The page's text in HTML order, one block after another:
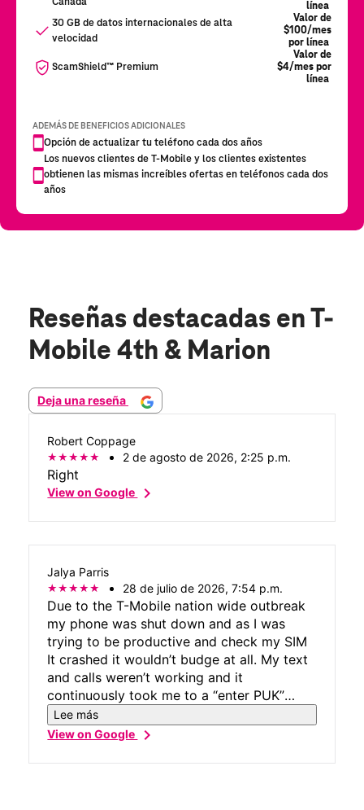
Reseñas destacadas en T-
Mobile 4th & Marion
Deja una reseña
Robert Coppage
2 de agosto de 2026, 2:25 p.m.
Right
View on Googlechevron_right
Jalya Parris
28 de julio de 2026, 7:54 p.m.
Due to the T-Mobile nation wide outbreak
my phone was shut down and as I was
trying to be productive and check my SIM
It crashed it wouldn’t budge at all. My text
and calls weren’t working and it
continuously took me to a “enter PUK”
screen. I went in for help and a lady with
cool tattoos was eager to fix it and she
tier but she solved my problem with
Lee más
View on Googlechevron_right